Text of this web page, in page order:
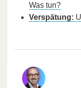
Was tun?
Verspätung: